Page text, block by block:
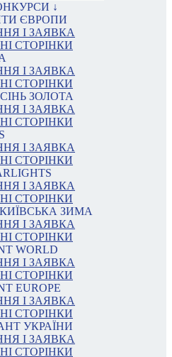
↓
ЄВРОПИ
І ЗАЯВКА
СТОРІНКИ
І ЗАЯВКА
СТОРІНКИ
ЗОЛОТА
І ЗАЯВКА
СТОРІНКИ
І ЗАЯВКА
СТОРІНКИ
І ЗАЯВКА
СТОРІНКИ
ЗИМА
І ЗАЯВКА
СТОРІНКИ
WORLD
І ЗАЯВКА
СТОРІНКИ
EUROPE
І ЗАЯВКА
СТОРІНКИ
УКРАЇНИ
І ЗАЯВКА
СТОРІНКИ